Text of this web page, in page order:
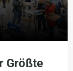
Größte